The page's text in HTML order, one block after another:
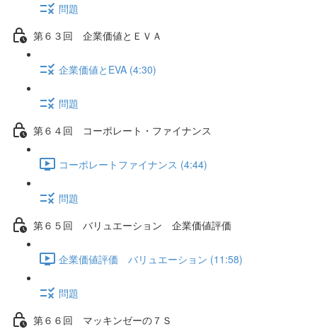
問題
第６３回 企業価値とＥＶＡ
企業価値とEVA (4:30)
問題
第６４回 コーポレート・ファイナンス
コーポレートファイナンス (4:44)
問題
第６５回 バリュエーション 企業価値評価
企業価値評価 バリュエーション (11:58)
問題
第６６回 マッキンゼーの７Ｓ